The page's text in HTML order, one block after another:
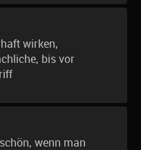
wirken,
bis vor
wenn man